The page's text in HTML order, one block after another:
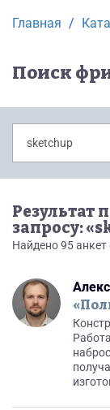
Главная
Поиск
Результат
запросу:
Найдено 95